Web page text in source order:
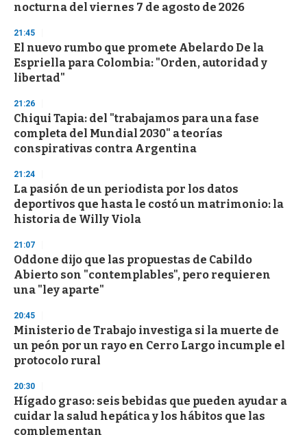
o
d
s
nocturna del viernes 7 de agosto de 2026
21:45
El nuevo rumbo que promete Abelardo De la
Espriella para Colombia: "Orden, autoridad y
libertad"
21:26
Chiqui Tapia: del "trabajamos para una fase
completa del Mundial 2030" a teorías
conspirativas contra Argentina
21:24
La pasión de un periodista por los datos
deportivos que hasta le costó un matrimonio: la
historia de Willy Viola
21:07
Oddone dijo que las propuestas de Cabildo
Abierto son "contemplables", pero requieren
una "ley aparte"
20:45
Ministerio de Trabajo investiga si la muerte de
un peón por un rayo en Cerro Largo incumple el
protocolo rural
20:30
Hígado graso: seis bebidas que pueden ayudar a
cuidar la salud hepática y los hábitos que las
complementan